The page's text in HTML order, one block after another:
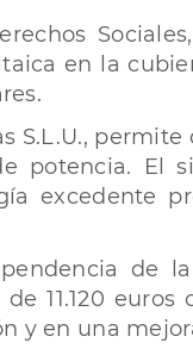
en la
S.L.U.,
potencia.
excedente
de
11.120
y en una